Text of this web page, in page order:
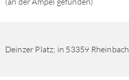
Deinzer Platz; in 53359 Rheinbach